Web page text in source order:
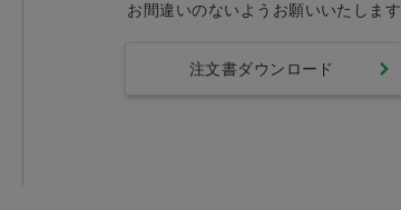
お間違いのないようお願いいたします
注文書ダウンロード